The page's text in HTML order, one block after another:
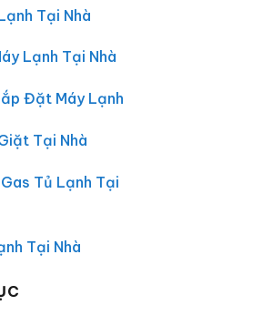
Tại Nhà
Lạnh Tại Nhà
Đặt Máy Lạnh
Tại Nhà
Tủ Lạnh Tại
Tại Nhà